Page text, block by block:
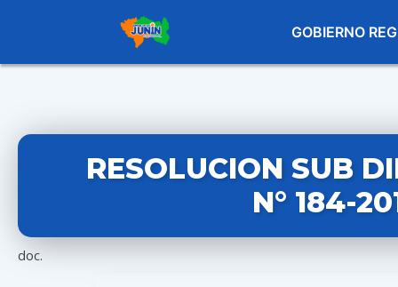
GOBIERNO
RESOLUCION SUB
N° 184-
doc.